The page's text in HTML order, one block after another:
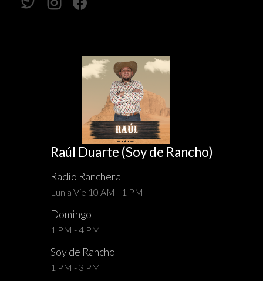
Raúl Duarte (Soy de Rancho)
Radio Ranchera
Lun a Vie 10 AM - 1 PM
Domingo
1 PM - 4 PM
Soy de Rancho
1 PM - 3 PM